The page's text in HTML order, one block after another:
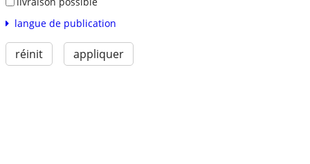
langue de publication
réinit appliquer